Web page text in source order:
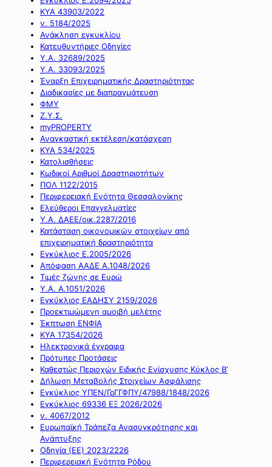
ΚΥΑ 43903/2022
ν. 5184/2025
Ανάκληση εγκυκλίου
Κατευθυντήριες Οδηγίες
Υ.Α. 32689/2025
Υ.Α. 33093/2025
Έναρξη Επιχειρηματικής Δραστηριότητας
Διαδικασίες με διαπραγμάτευση
ΦΜΥ
Ζ.Υ.Σ.
myPROPERTY
Αναγκαστική εκτέλεση/κατάσχεση
ΚΥΑ 534/2025
Κατολισθήσεις
Κωδικοί Αριθμοί Δραστηριοτήτων
ΠΟΛ 1122/2015
Περιφερειακή Ενότητα Θεσσαλονίκης
Ελεύθεροι Επαγγελματίες
Υ.Α. ΔΑΕΕ/οικ.2287/2016
Κατάσταση οικονομικών στοιχείων από
επιχειρηματική δραστηριότητα
Εγκύκλιος Ε.2005/2026
Απόφαση ΑΑΔΕ Α.1048/2026
Τιμές ζώνης σε Ευρώ
Υ.Α. Α.1051/2026
Εγκύκλιος ΕΑΔΗΣΥ 2159/2026
Προεκτιμώμενη αμοιβή μελέτης
Έκπτωση ΕΝΦΙΑ
ΚΥΑ 17354/2026
Ηλεκτρονικά έγγραφα
Πρότυπες Προτάσεις
Καθεστώς Περιοχών Ειδικής Ενίσχυσης Κύκλος Β’
Δήλωση Μεταβολής Στοιχείων Ασφάλισης
Εγκύκλιος ΥΠΕΝ/ΓρΓΓΦΠΥ/47988/1848/2026
Εγκύκλιος 69336 ΕΞ 2026/2026
ν. 4067/2012
Ευρωπαϊκή Τράπεζα Ανασυγκρότησης και
Ανάπτυξης
Οδηγία (ΕΕ) 2023/2226
Περιφερειακή Ενότητα Ρόδου